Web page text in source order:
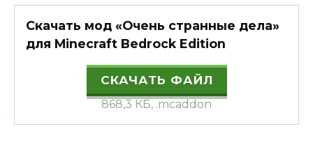
Скачать мод «Очень странные дела»
для Minecraft Bedrock Edition
СКАЧАТЬ ФАЙЛ
868,3 КБ, .mcaddon